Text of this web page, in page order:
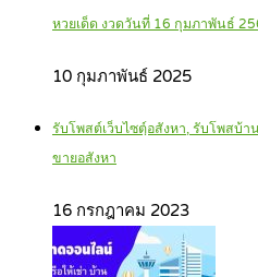
หวยเด็ด งวดวันที่ 16 กุมภาพันธ์
10 กุมภาพันธ์ 2025
รับโพสต์เว็บไซตฺ์อสังหา, รับโพสบ้
ขายอสังหา
16 กรกฎาคม 2023